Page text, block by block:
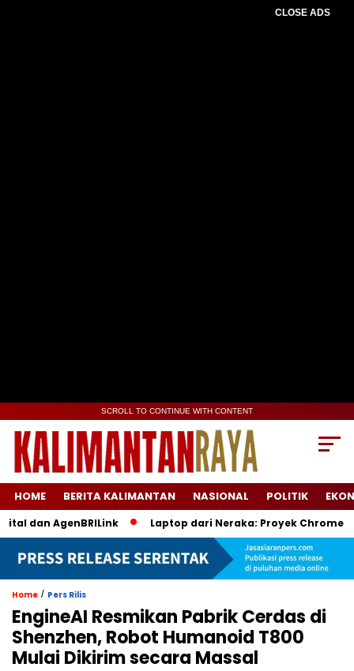
CLOSE ADS
SCROLL TO CONTINUE WITH CONTENT
HOME BERITA KALIMANTAN NASIONAL POLITIK
AgenBRILink Laptop dari Neraka: Proyek Chromebook
Home / Pers Rilis
EngineAI Resmikan Pabrik Cerdas di
Shenzhen, Robot Humanoid T800
Mulai Dikirim secara Massal